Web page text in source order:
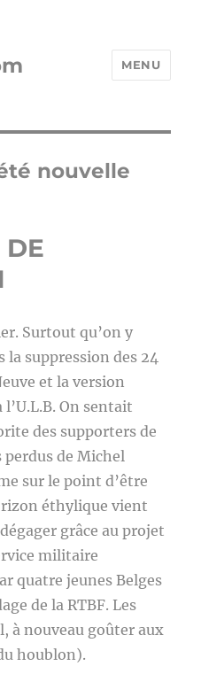
MENU
nouvelle
DE
Surtout qu’on y
la suppression des 24
et la version
On sentait
des supporters de
de Michel
sur le point d’être
éthylique vient
grâce au projet
militaire
quatre jeunes Belges
de la RTBF. Les
à nouveau goûter aux
houblon).